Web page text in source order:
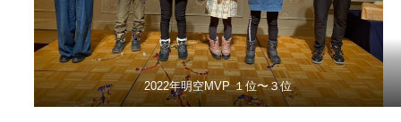
2022年明空MVP １位〜３位